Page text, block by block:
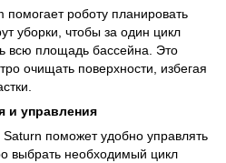
роботу планировать
уборки, чтобы за один цикл
всю площадь бассейна. Это
очищать поверхности, избегая
и управления
поможет удобно управлять
выбрать необходимый цикл